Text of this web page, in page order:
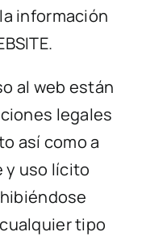
información
al web están
legales
así como a
y uso lícito
tipo